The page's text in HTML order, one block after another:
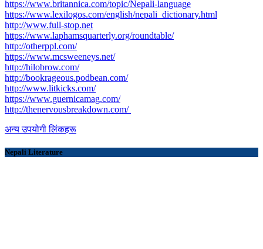
https://www.britannica.com/topic/Nepali-language
https://www.lexilogos.com/english/nepali_dictionary.html
​http://www.full-stop.net
https://www.laphamsquarterly.org/roundtable/
http://otherppl.com/
https://www.mcsweeneys.net/
http://hilobrow.com/
http://bookrageous.podbean.com/
http://www.litkicks.com/
https://www.guernicamag.com/
http://thenervousbreakdown.com/
अन्य उपयोगी लिंकहरू
Nepali Literature